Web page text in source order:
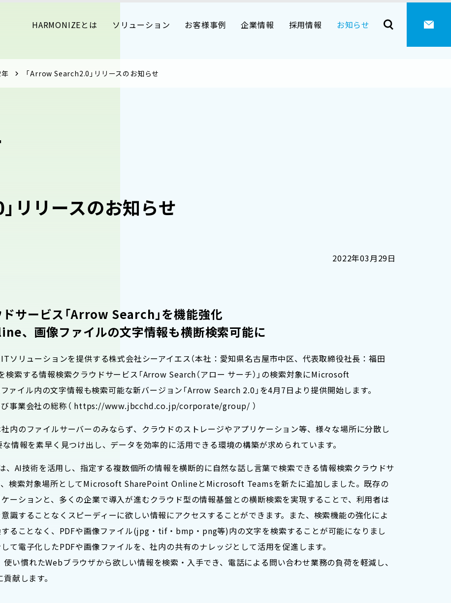
HARMONIZEとは ソリューション お客様事例 企業情報 採用情報 お知らせ
「Arrow Search2.0」リリースのお知らせ
リリースのお知らせ
2022年03月29日
サービス「Arrow Search」を機能強化
画像ファイルの文字情報も横断検索可能に
ソリューションを提供する株式会社シーアイエス（本社：愛知県名古屋市中区、代表取締役社長：福田
検索する情報検索クラウドサービス「Arrow Search（アロー サーチ）」の検索対象にMicrosoft
イル内の文字情報も検索可能な新バージョン「Arrow Search 2.0」を4月7日より提供開始します。
事業会社の総称（ https://www.jbcchd.co.jp/corporate/group/ ）
内のファイルサーバーのみならず、クラウドのストレージやアプリケーション等、様々な場所に分散し
情報を素早く見つけ出し、データを効率的に活用できる環境の構築が求められています。
、AI技術を活用し、指定する複数個所の情報を横断的に自然な話し言葉で検索できる情報検索クラウドサ
、検索対象場所としてMicrosoft SharePoint OnlineとMicrosoft Teamsを新たに追加しました。既存の
ーションと、多くの企業で導入が進むクラウド型の情報基盤との横断検索を実現することで、利用者は
識することなくスピーディーに欲しい情報にアクセスすることができます。また、検索機能の強化によ
することなく、PDFや画像ファイル(jpg・tif・bmp・png等)内の文字を検索することが可能になりまし
て電子化したPDFや画像ファイルを、社内の共有のナレッジとして活用を促進します。
使い慣れたWebブラウザから欲しい情報を検索・入手でき、電話による問い合わせ業務の負荷を軽減し、
献します。